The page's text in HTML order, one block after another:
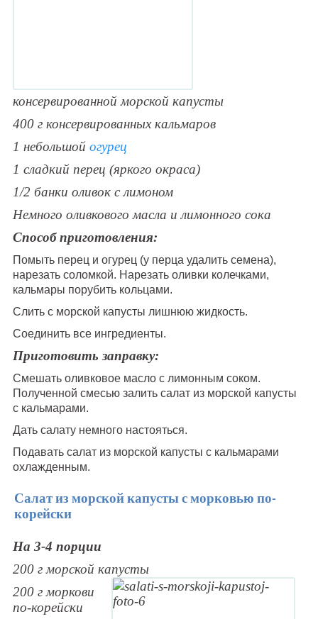
консервированной морской капусты
400 г консервированных кальмаров
1 небольшой огурец
1 сладкий перец (яркого окраса)
1/2 банки оливок с лимоном
Немного оливкового масла и лимонного сока
Способ приготовления:
Помыть перец и огурец (у перца удалить семена),
нарезать соломкой. Нарезать оливки колечками,
кальмары порубить кольцами.
Слить с морской капусты лишнюю жидкость.
Соединить все ингредиенты.
Приготовить заправку:
Смешать оливковое масло с лимонным соком.
Полученной смесью залить салат из морской капусты
с кальмарами.
Дать салату немного настояться.
Подавать салат из морской капусты с кальмарами
охлажденным.
Салат из морской капусты с морковью по-
корейски
На 3-4 порции
200 г морской капусты
200 г моркови
по-корейски